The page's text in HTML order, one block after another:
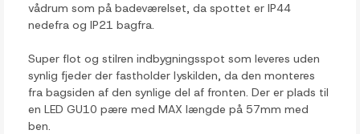
vådrum som på badeværelset, da spottet er IP44
nedefra og IP21 bagfra.
Super flot og stilren indbygningsspot som leveres uden
synlig fjeder der fastholder lyskilden, da den monteres
fra bagsiden af den synlige del af fronten. Der er plads til
en LED GU10 pære med MAX længde på 57mm med
ben.